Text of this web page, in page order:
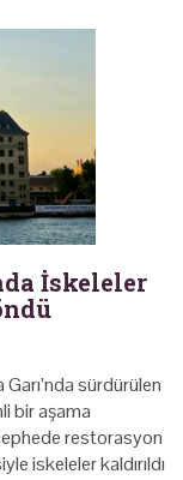
İskeleler
sürdürülen
bir aşama
restorasyon
iskeleler kaldırıldı